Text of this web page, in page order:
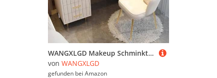
WANGXLGD Makeup Schminktisch, Schminktisch mit Spiegel und weich gepolstertem Hocker mit Schublade und Hocker für das Schlafzimmer (White,80cm/31.5in)
von WANGXLGD
gefunden bei Amazon